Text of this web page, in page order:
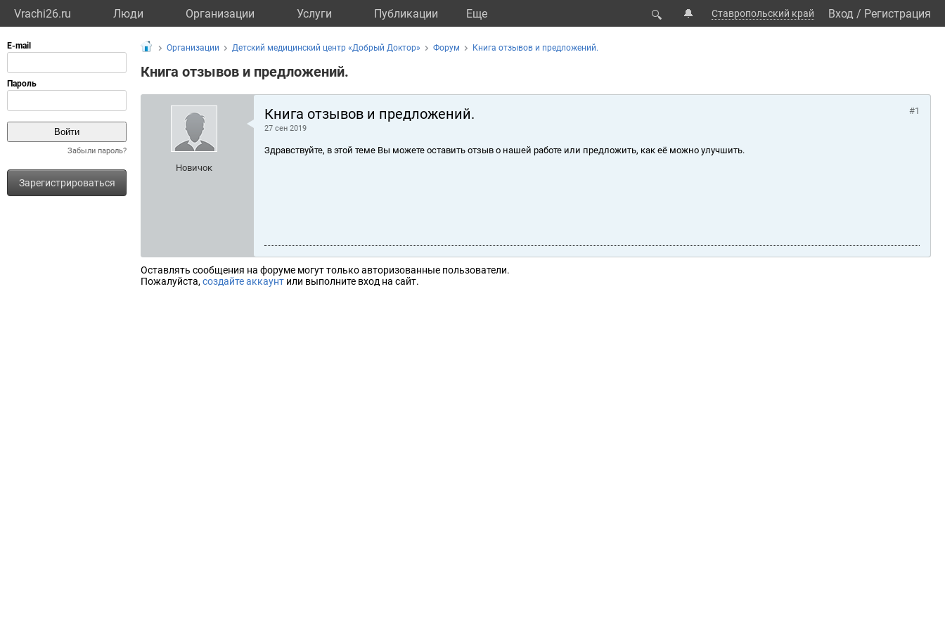
Vrachi26.ru Люди Организации Услуги Публикации Eще 🔍 🔔 Ставропольский край Вход / Регистрация
Забыли пароль?
Зарегистрироваться
Организации Детский медицинский центр «Добрый Доктор» Форум Книга отзывов и предложений.
Книга отзывов и предложений.
Новичок
Книга отзывов и предложений.
27 сен 2019
#1
Здравствуйте, в этой теме Вы можете оставить отзыв о нашей работе или предложить, как её можно улучшить.
Оставлять сообщения на форуме могут только авторизованные пользователи.
Пожалуйста, создайте аккаунт или выполните вход на сайт.